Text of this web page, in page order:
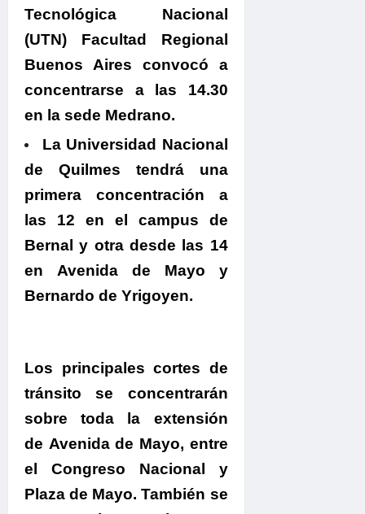
Tecnológica Nacional
(UTN) Facultad Regional
Buenos Aires convocó a
concentrarse a las 14.30
en la sede Medrano.
La Universidad Nacional
de Quilmes tendrá una
primera concentración a
las 12 en el campus de
Bernal y otra desde las 14
en Avenida de Mayo y
Bernardo de Yrigoyen.
Los principales cortes de
tránsito se concentrarán
sobre toda la extensión
de Avenida de Mayo, entre
el Congreso Nacional y
Plaza de Mayo. También se